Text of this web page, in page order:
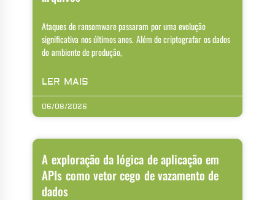
Ataques de ransomware passaram por uma evolução
significativa nos últimos anos. Além de criptografar os dados
do ambiente de produção,
LER MAIS
06/08/2026
A exploração da lógica de aplicação em
APIs como vetor cego de vazamento de
dados